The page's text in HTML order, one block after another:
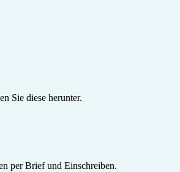
Sie diese herunter.
per Brief und Einschreiben.